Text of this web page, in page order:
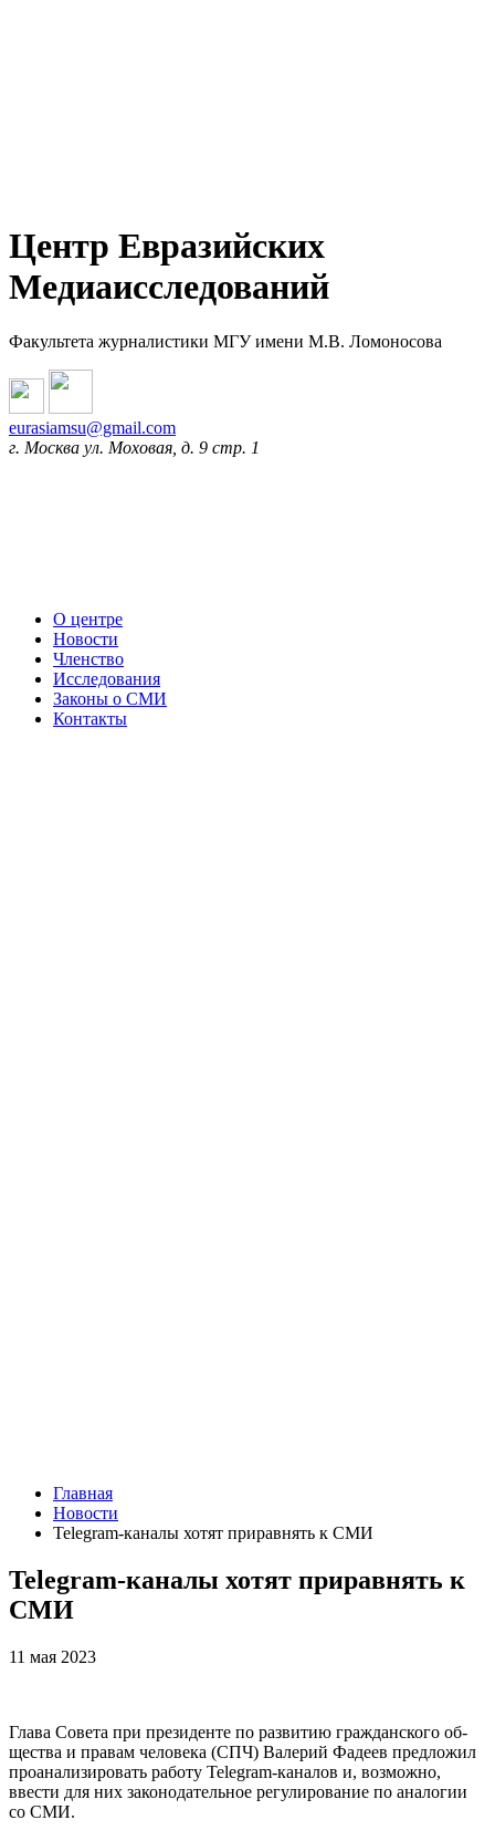
Центр Евразийских
Медиаисследований
Факультета журналистики МГУ имени М.В. Ломоносова
eurasiamsu@gmail.com
г. Москва ул. Моховая, д. 9 стр. 1
О центре
Новости
Членство
Исследования
Законы о СМИ
Контакты
Главная
Новости
Telegram-каналы хотят приравнять к СМИ
Telegram-каналы хотят приравнять к
СМИ
11 мая 2023
Глава Со­вета при пре­зиден­те по раз­ви­тию граж­дан­ско­го об­
щес­тва и пра­вам че­лове­ка (СПЧ) Ва­лерий Фа­деев пред­ло­жил
проанализировать работу Telegram-каналов и, возможно,
ввести для них законодательное регулирование по аналогии
со СМИ.